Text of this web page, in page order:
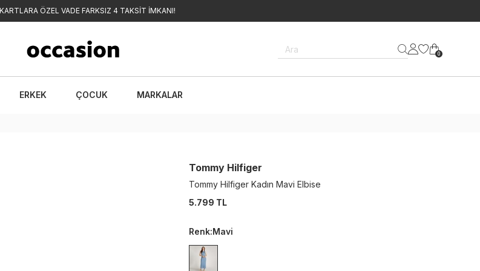
ÖZEL VADE FARKSIZ 4 TAKSİT İMKANI!
Ara 0
ERKEK ÇOCUK MARKALAR
Tommy Hilfiger
Tommy Hilfiger Kadın Mavi Elbise
5.799 TL
Renk:Mavi